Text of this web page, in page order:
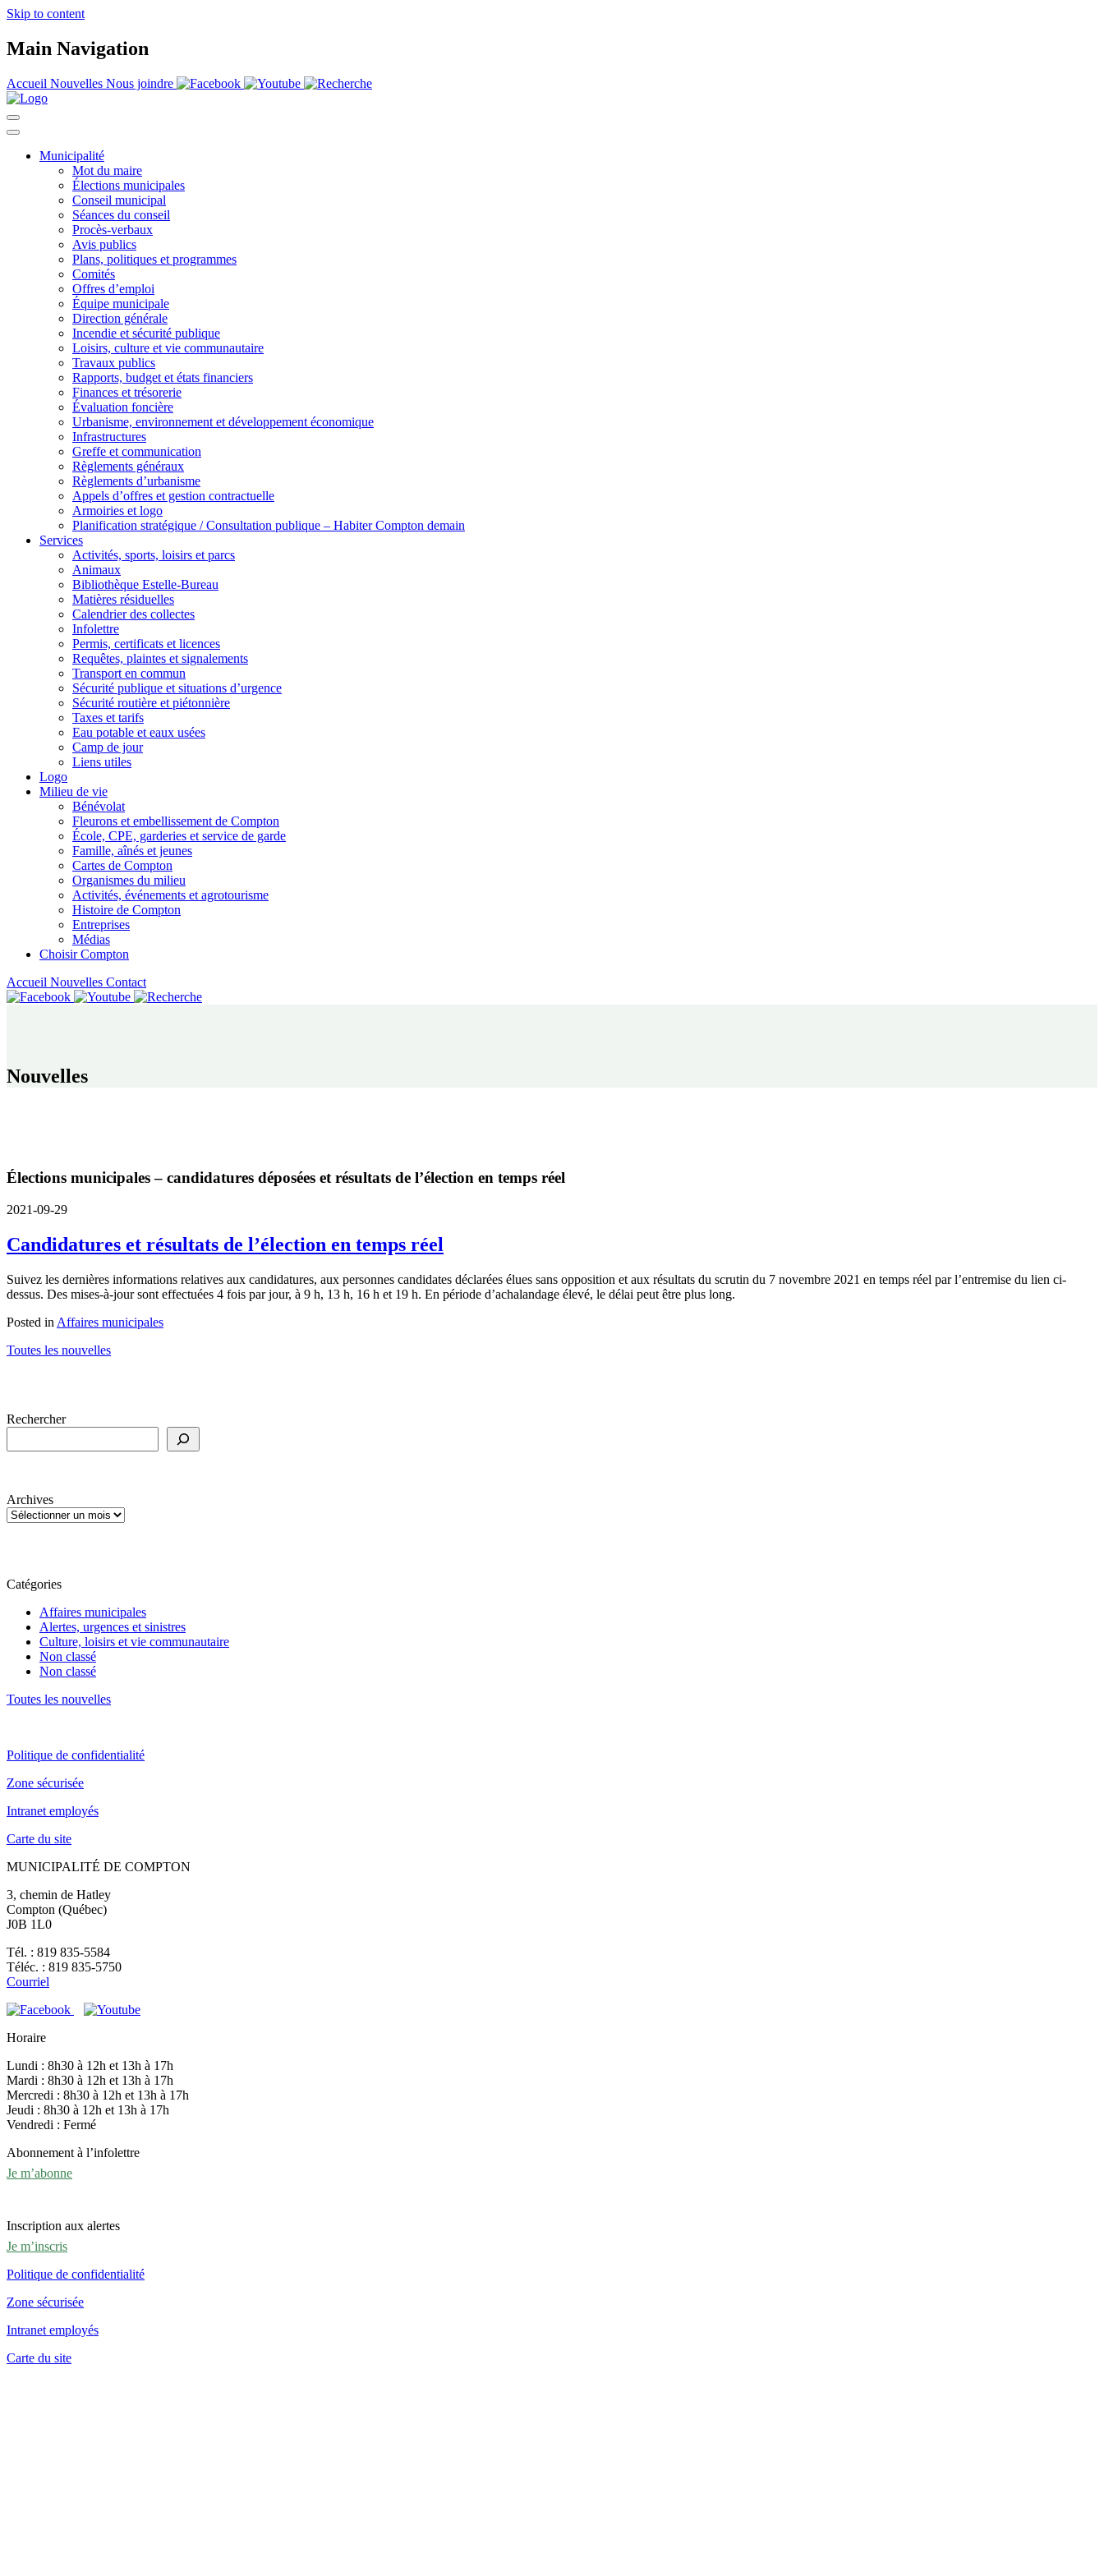
Skip to content
Main Navigation
Accueil Nouvelles Nous joindre
Municipalité
Mot du maire
Élections municipales
Conseil municipal
Séances du conseil
Procès-verbaux
Avis publics
Plans, politiques et programmes
Comités
Offres d’emploi
Équipe municipale
Direction générale
Incendie et sécurité publique
Loisirs, culture et vie communautaire
Travaux publics
Rapports, budget et états financiers
Finances et trésorerie
Évaluation foncière
Urbanisme, environnement et développement économique
Infrastructures
Greffe et communication
Règlements généraux
Règlements d’urbanisme
Appels d’offres et gestion contractuelle
Armoiries et logo
Planification stratégique / Consultation publique – Habiter Compton demain
Services
Activités, sports, loisirs et parcs
Animaux
Bibliothèque Estelle-Bureau
Matières résiduelles
Calendrier des collectes
Infolettre
Permis, certificats et licences
Requêtes, plaintes et signalements
Transport en commun
Sécurité publique et situations d’urgence
Sécurité routière et piétonnière
Taxes et tarifs
Eau potable et eaux usées
Camp de jour
Liens utiles
Logo
Milieu de vie
Bénévolat
Fleurons et embellissement de Compton
École, CPE, garderies et service de garde
Famille, aînés et jeunes
Cartes de Compton
Organismes du milieu
Activités, événements et agrotourisme
Histoire de Compton
Entreprises
Médias
Choisir Compton
Accueil Nouvelles Contact
Nouvelles
Élections municipales – candidatures déposées et résultats de l’élection en temps réel
2021-09-29
Candidatures et résultats de l’élection en temps réel
Suivez les dernières informations relatives aux candidatures, aux personnes candidates déclarées élues sans opposition et aux résultats du scrutin du 7 novembre 2021 en temps réel par l’entremise du lien ci-
dessus. Des mises-à-jour sont effectuées 4 fois par jour, à 9 h, 13 h, 16 h et 19 h. En période d’achalandage élevé, le délai peut être plus long.
Posted in Affaires municipales
Toutes les nouvelles
Rechercher
Archives
Catégories
Affaires municipales
Alertes, urgences et sinistres
Culture, loisirs et vie communautaire
Non classé
Non classé
Toutes les nouvelles
Politique de confidentialité
Zone sécurisée
Intranet employés
Carte du site
MUNICIPALITÉ DE COMPTON
3, chemin de Hatley
Compton (Québec)
J0B 1L0
Tél. : 819 835-5584
Téléc. : 819 835-5750
Courriel
Horaire
Lundi : 8h30 à 12h et 13h à 17h
Mardi : 8h30 à 12h et 13h à 17h
Mercredi : 8h30 à 12h et 13h à 17h
Jeudi : 8h30 à 12h et 13h à 17h
Vendredi : Fermé
Abonnement à l’infolettre
Je m’abonne
Inscription aux alertes
Je m’inscris
Politique de confidentialité
Zone sécurisée
Intranet employés
Carte du site